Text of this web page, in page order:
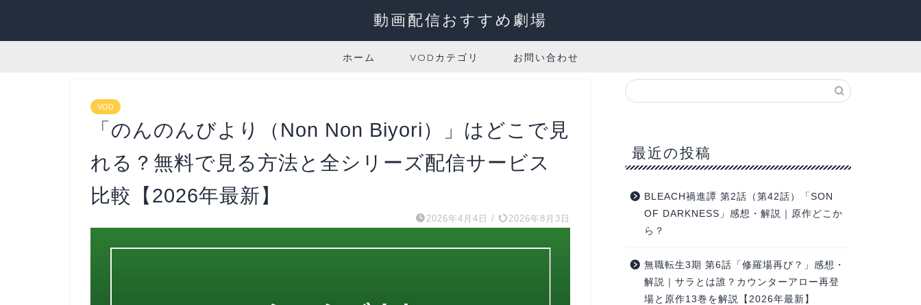
動画配信おすすめ劇場
ホーム VODカテゴリ お問い合わせ
VOD
「のんのんびより（Non Non Biyori）」はどこで見
れる？無料で見る方法と全シリーズ配信サービス
比較【2026年最新】
2026年4月4日 / 2026年8月3日
最近の投稿
BLEACH禍進譚 第2話（第42話）「SON
OF DARKNESS」感想・解説｜原作どこか
ら？
無職転生3期 第6話「修羅場再び？」感想・
解説｜サラとは誰？カウンターアロー再登
場と原作13巻を解説【2026年最新】